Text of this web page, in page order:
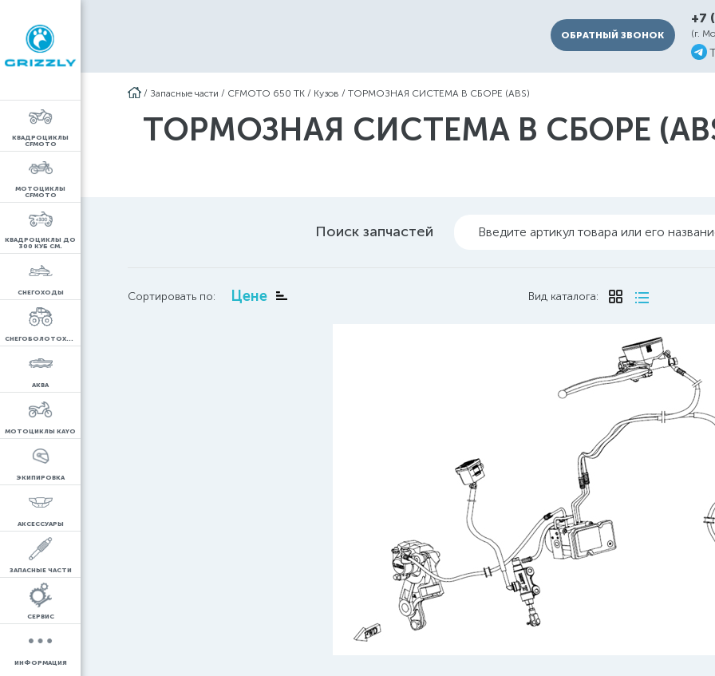
КВАДРОЦИКЛЫ
CFMOTO
МОТОЦИКЛЫ
CFMOTO
КВАДРОЦИКЛЫ ДО
300 КУБ СМ.
СНЕГОХОДЫ
СНЕГОБОЛОТОХОДЫ
АКВА
МОТОЦИКЛЫ KAYO
ЭКИПИРОВКА
АКСЕССУАРЫ
ЗАПАСНЫЕ ЧАСТИ
СЕРВИС
ИНФОРМАЦИЯ
ОБРАТНЫЙ ЗВОНОК
+7
(г.
/ Запасные части / CFMOTO 650 TK / Кузов / ТОРМОЗНАЯ СИСТЕМА В СБОРЕ (ABS)
ТОРМОЗНАЯ СИСТЕМА В СБОРЕ
Поиск запчастей Введите артикул товара или его
Сортировать по: Цене Вид каталога: